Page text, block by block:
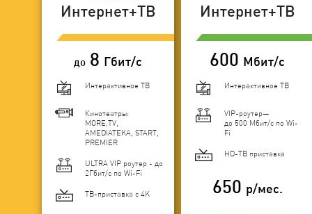
Интернет+ТВ
до 8 Гбит/с
Интерактивное ТВ
Кинотеатры:
MORE.TV,
AMEDIATEKA, START,
PREMIER
ULTRA VIP роутер - до
2Гбит/c по Wi-Fi
ТВ-приставка с 4K
Интернет+ТВ
600 Мбит/с
Интерактивное ТВ
VIP-роутер—
до 500 Мбит/с по Wi-
Fi
HD-ТВ приставка
650 р/мес.